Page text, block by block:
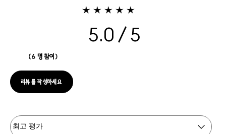
5.0
6 명 참여
리뷰를 작성하세요